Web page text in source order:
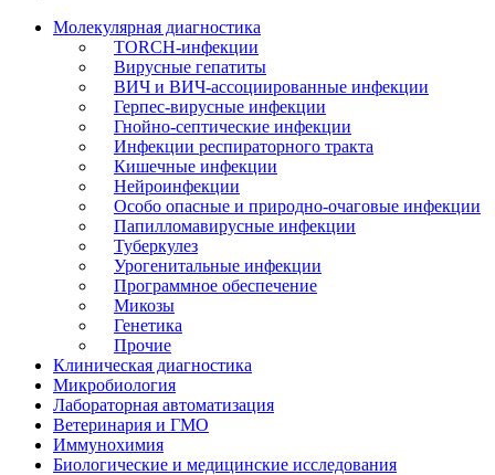
Молекулярная диагностика
TORCH-инфекции
Вирусные гепатиты
ВИЧ и ВИЧ-ассоциированные инфекции
Герпес-вирусные инфекции
Гнойно-септические инфекции
Инфекции респираторного тракта
Кишечные инфекции
Нейроинфекции
Особо опасные и природно-очаговые инфекции
Папилломавирусные инфекции
Туберкулез
Урогенитальные инфекции
Программное обеспечение
Микозы
Генетика
Прочие
Клиническая диагностика
Микробиология
Лабораторная автоматизация
Ветеринария и ГМО
Иммунохимия
Биологические и медицинские исследования